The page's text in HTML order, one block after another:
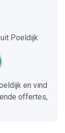
Poeldijk
en vind
offertes,